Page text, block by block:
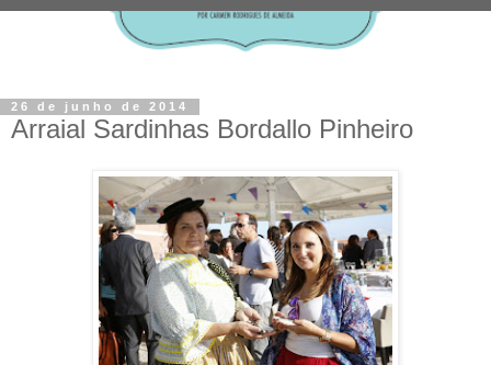
26 de junho de 2014
Arraial Sardinhas Bordallo Pinheiro